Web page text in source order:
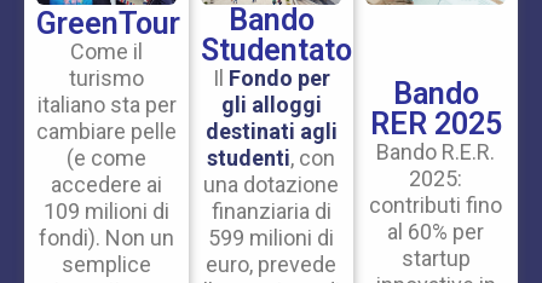
Bando
RER 2025
Bando R.E.R.
2025:
contributi fino
al 60% per
startup
Bando
Studentato
Il Fondo per
gli alloggi
destinati agli
studenti, con
una dotazione
finanziaria di
599 milioni di
euro, prevede
GreenTour
Come il
turismo
italiano sta per
cambiare pelle
(e come
accedere ai
109 milioni di
fondi). Non un
semplice